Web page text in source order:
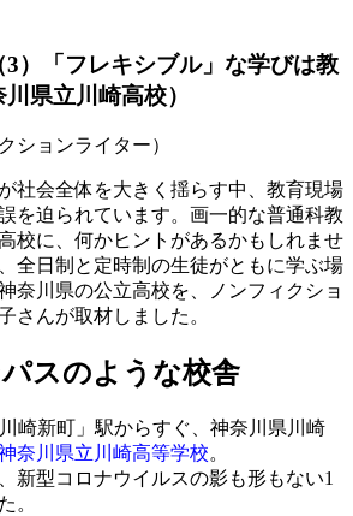
）「フレキシブル」な学びは教
県立川崎高校）
ションライター）
社会全体を大きく揺らす中、教育現場
を迫られています。画一的な普通科教
校に、何かヒントがあるかもしれませ
全日制と定時制の生徒がともに学ぶ場
奈川県の公立高校を、ノンフィクショ
さんが取材しました。
スのような校舎
崎新町」駅からすぐ、神奈川県川崎
奈川県立川崎高等学校。
新型コロナウイルスの影も形もない1
。